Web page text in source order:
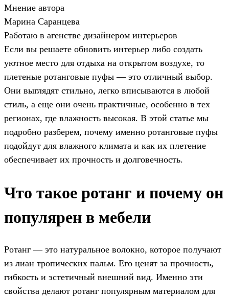
Мнение автора
Марина Саранцева
Работаю в агенстве дизайнером интерьеров
Если вы решаете обновить интерьер либо создать
уютное место для отдыха на открытом воздухе, то
плетеные ротанговые пуфы — это отличный выбор.
Они выглядят стильно, легко вписываются в любой
стиль, а еще они очень практичные, особенно в тех
регионах, где влажность высокая. В этой статье мы
подробно разберем, почему именно ротанговые пуфы
подойдут для влажного климата и как их плетение
обеспечивает их прочность и долговечность.
Что такое ротанг и почему он
популярен в мебели
Ротанг — это натуральное волокно, которое получают
из лиан тропических пальм. Его ценят за прочность,
гибкость и эстетичный внешний вид. Именно эти
свойства делают ротанг популярным материалом для